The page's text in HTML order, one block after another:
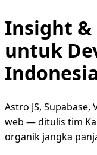
Insight &
untuk
Indonesia
Astro JS,
web — ditulis tim
organik jangka